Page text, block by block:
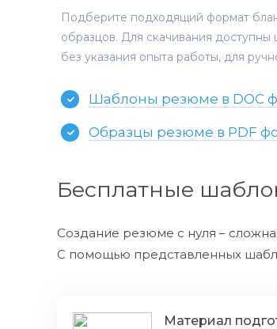
Подберите подходящий формат
образцов. Для скачивания
без указания опыта работы, для
Шаблоны резюме в DOC
Образцы резюме в PDF
Бесплатные
Создание резюме с нуля –
С помощью представленных
Материал